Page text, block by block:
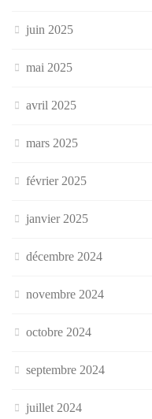
juin 2025
mai 2025
avril 2025
mars 2025
février 2025
janvier 2025
décembre 2024
novembre 2024
octobre 2024
septembre 2024
juillet 2024